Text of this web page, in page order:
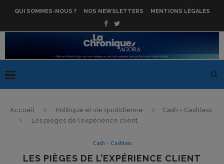
QUI SOMMES-NOUS ? NOS NEWSLETTERS MENTIONS LÉGALES
Accueil Politique et vie quotidienne
Cash - Cashless
Les pièges de l’expérience client
Cash - Cashless
LES PIÈGES DE L’EXPÉRIENCE CLIENT